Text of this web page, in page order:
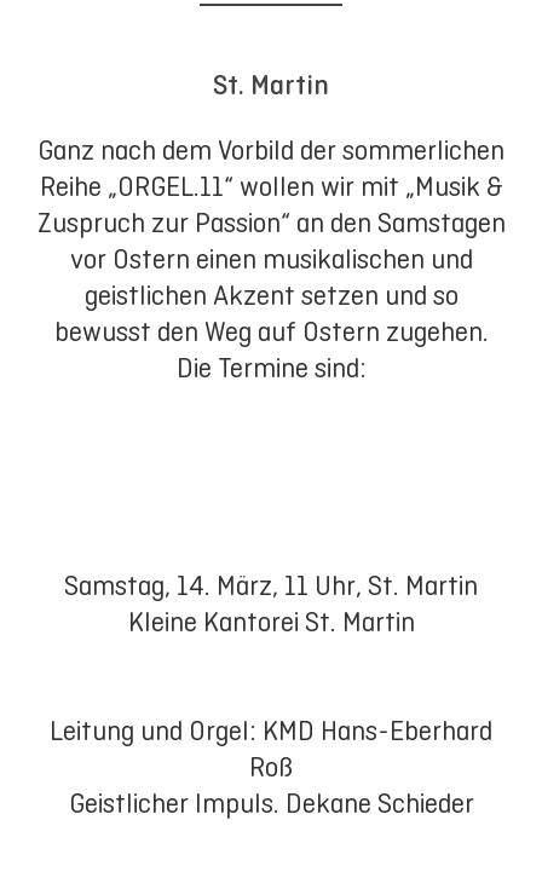
St. Martin
Ganz nach dem Vorbild der sommerlichen
Reihe „ORGEL.11“ wollen wir mit „Musik &
Zuspruch zur Passion“ an den Samstagen
vor Ostern einen musikalischen und
geistlichen Akzent setzen und so
bewusst den Weg auf Ostern zugehen.
Die Termine sind:
Samstag, 14. März, 11 Uhr, St. Martin
Kleine Kantorei St. Martin
Leitung und Orgel: KMD Hans-Eberhard
Roß
Geistlicher Impuls. Dekane Schieder